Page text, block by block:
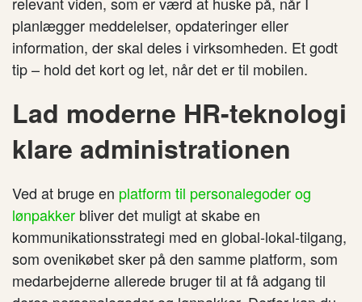
planlægger meddelelser, opdateringer eller
information, der skal deles i virksomheden. Et godt
tip – hold det kort og let, når det er til mobilen.
Lad moderne HR-teknologi
klare administrationen
Ved at bruge en platform til personalegoder og
lønpakker bliver det muligt at skabe en
kommunikationsstrategi med en global-lokal-tilgang,
som ovenikøbet sker på den samme platform, som
medarbejderne allerede bruger til at få adgang til